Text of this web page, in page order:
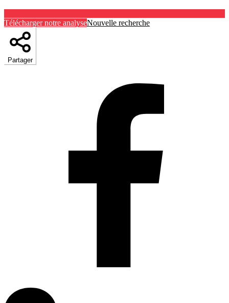
Télécharger notre analyseNouvelle recherche
Partager